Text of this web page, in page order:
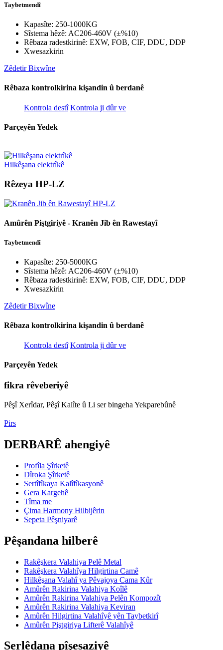
Taybetmendî
Kapasîte: 250-1000KG
Sîstema hêzê: AC206-460V (±%10)
Rêbaza radestkirinê: EXW, FOB, CIF, DDU, DDP
Xwesazkirin
Zêdetir Bixwîne
Rêbaza kontrolkirina kişandin û berdanê
Kontrola destî Kontrola ji dûr ve
Parçeyên Yedek
Hilkêşana elektrîkê
Rêzeya HP-LZ
Amûrên Piştgiriyê - Kranên Jib ên Rawestayî
Taybetmendî
Kapasîte: 250-5000KG
Sîstema hêzê: AC206-460V (±%10)
Rêbaza radestkirinê: EXW, FOB, CIF, DDU, DDP
Xwesazkirin
Zêdetir Bixwîne
Rêbaza kontrolkirina kişandin û berdanê
Kontrola destî Kontrola ji dûr ve
Parçeyên Yedek
fikra rêveberiyê
Pêşî Xerîdar, Pêşî Kalîte û Li ser bingeha Yekparebûnê
Pirs
DERBARÊ ahengiyê
Profîla Şîrketê
Dîroka Şîrketê
Sertîfîkaya Kalîfîkasyonê
Gera Kargehê
Tîma me
Çima Harmony Hilbijêrin
Sepeta Pêşniyarê
Pêşandana hilberê
Rakêşkera Valahiya Pelê Metal
Rakêşkera Valahîya Hilgirtina Camê
Hilkêşana Valahî ya Pêvajoya Cama Kûr
Amûrên Rakirina Valahiya Koîlê
Amûrên Rakirina Valahiya Pelên Kompozît
Amûrên Rakirina Valahiya Keviran
Amûrên Hilgirtina Valahîyê yên Taybetkirî
Amûrên Piştgiriya Lifterê Valahîyê
Serlêdana pîşesaziyê